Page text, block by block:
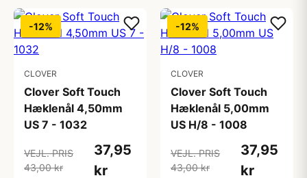
-12%
CLOVER
Clover Soft Touch
Hæklenål 4,50mm
US 7 - 1032
VEJL. PRIS
43,00 kr
37,95
kr
-12%
CLOVER
Clover Soft Touch
Hæklenål 5,00mm
US H/8 - 1008
VEJL. PRIS
43,00 kr
37,95
kr